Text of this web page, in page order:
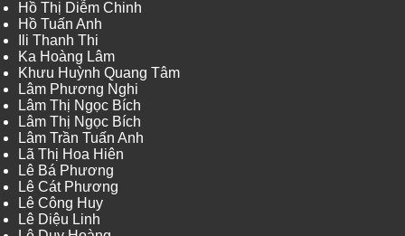
Hồ Thị Diễm Chinh
Hồ Tuấn Anh
Ili Thanh Thi
Ka Hoàng Lâm
Khưu Huỳnh Quang Tâm
Lâm Phương Nghi
Lâm Thị Ngọc Bích
Lâm Thị Ngọc Bích
Lâm Trần Tuấn Anh
Lã Thị Hoa Hiên
Lê Bá Phương
Lê Cát Phương
Lê Công Huy
Lê Diệu Linh